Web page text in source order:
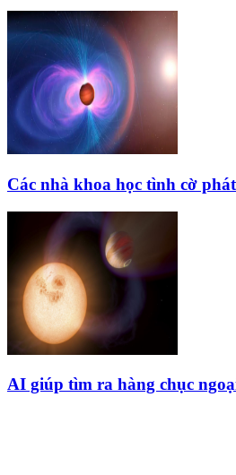
Các nhà khoa học tình cờ
AI giúp tìm ra hàng chục